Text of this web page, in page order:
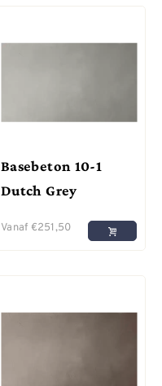
Basebeton 10-1
Dutch Grey
Vanaf €251,50